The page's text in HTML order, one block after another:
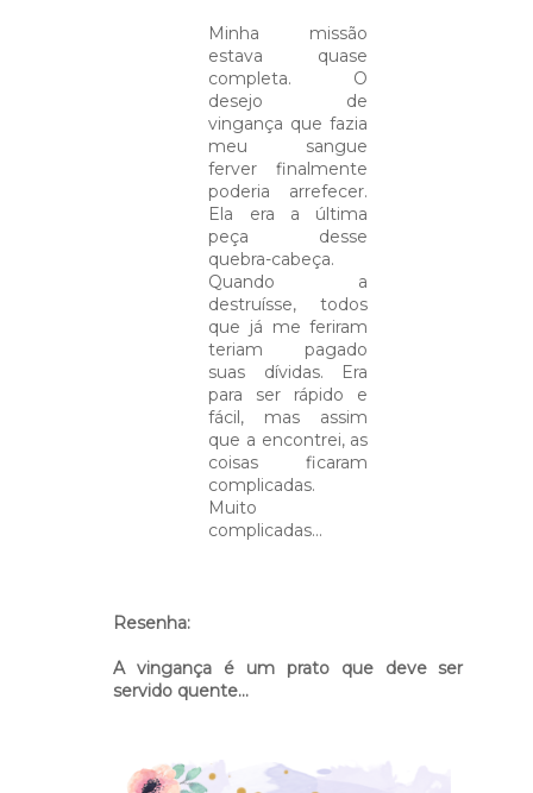
Minha missão
estava quase
completa. O
desejo de
vingança que fazia
meu sangue
ferver finalmente
poderia arrefecer.
Ela era a última
peça desse
quebra-cabeça.
Quando a
destruísse, todos
que já me feriram
teriam pagado
suas dívidas. Era
para ser rápido e
fácil, mas assim
que a encontrei, as
coisas ficaram
complicadas.
Muito
complicadas...
Resenha:
A vingança é um prato que deve ser
servido quente...